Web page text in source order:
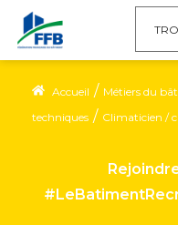
Accueil / Métiers du
techniques / Climaticien /